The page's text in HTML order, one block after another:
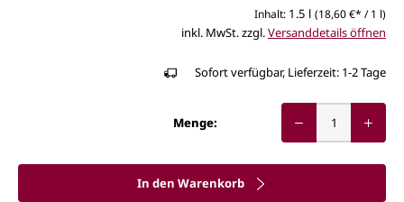
Inhalt: 1.5 l (18,60 €* / 1 l)
inkl. MwSt. zzgl.Versanddetails öffnen
Sofort verfügbar, Lieferzeit: 1-2 Tage
Menge:
In den Warenkorb